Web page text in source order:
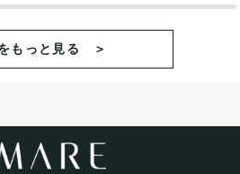
もっと見る ＞